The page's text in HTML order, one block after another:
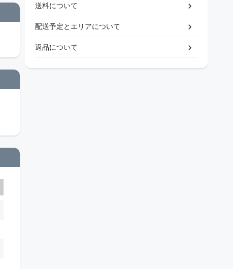
送料について
配送予定とエリアについて
返品について